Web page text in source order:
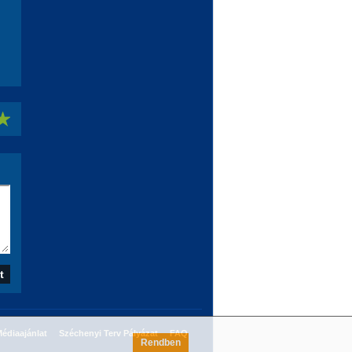
Széchenyi Terv Pályázat FAQ
Rendben